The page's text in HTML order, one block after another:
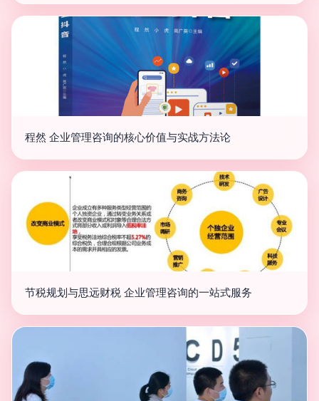
程然 企业管理咨询的核心价值与实战方法论
节税规划与思远财税 企业管理咨询的一站式服务